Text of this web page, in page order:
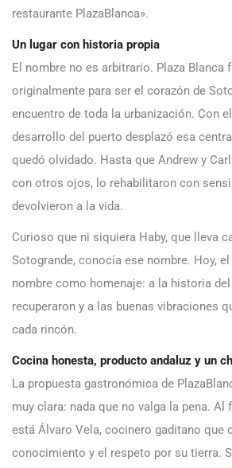
restaurante PlazaBlanca».
Un lugar con historia propia
El nombre no es arbitrario. Plaza Blanca
originalmente para ser el corazón de
encuentro de toda la urbanización. Con
desarrollo del puerto desplazó esa
quedó olvidado. Hasta que Andrew y
con otros ojos, lo rehabilitaron con
devolvieron a la vida.
Curioso que ni siquiera Haby, que lleva
Sotogrande, conocía ese nombre. Hoy,
nombre como homenaje: a la historia
recuperaron y a las buenas vibraciones
cada rincón.
Cocina honesta, producto andaluz y un
La propuesta gastronómica de
muy clara: nada que no valga la pena. Al
está Álvaro Vela, cocinero gaditano que
conocimiento y el respeto por su tierra.